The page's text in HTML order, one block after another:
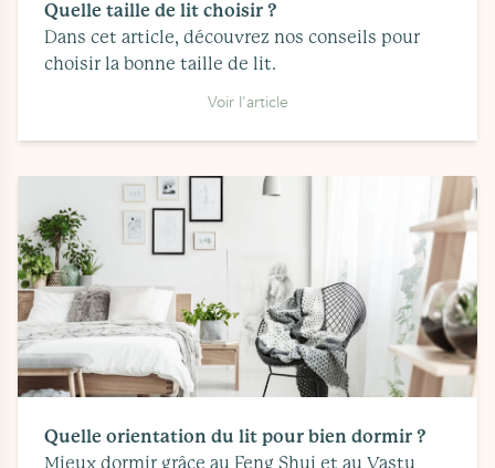
Quelle taille de lit choisir ?
Dans cet article, découvrez nos conseils pour
choisir la bonne taille de lit.
Voir l'article
Quelle orientation du lit pour bien dormir ?
Mieux dormir grâce au Feng Shui et au Vastu